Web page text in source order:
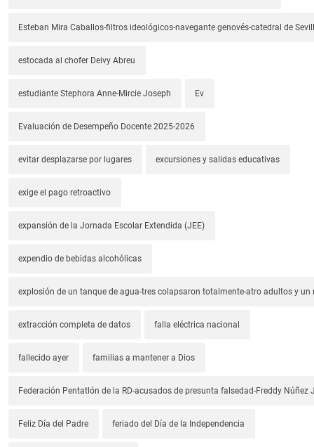
Esteban Mira Caballos-filtros ideológicos-navegante genovés-catedral de
estocada al chofer Deivy Abreu
estudiante Stephora Anne-Mircie Joseph Ev
Evaluación de Desempeño Docente 2025-2026
evitar desplazarse por lugares excursiones y salidas educativas
exige el pago retroactivo
expansión de la Jornada Escolar Extendida (JEE)
expendio de bebidas alcohólicas
explosión de un tanque de agua-tres colapsaron totalmente-atro adultos y un
extracción completa de datos falla eléctrica nacional
fallecido ayer familias a mantener a Dios
Federación Pentatlón de la RD-acusados de presunta falsedad-Freddy Núñez
Feliz Día del Padre feriado del Día de la Independencia